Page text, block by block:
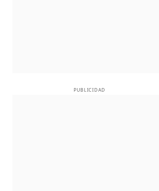
PUBLICIDAD